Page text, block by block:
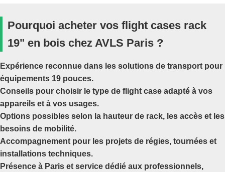
Pourquoi acheter vos flight cases rack
19" en bois chez AVLS Paris ?
Expérience reconnue dans les solutions de transport pour
équipements 19 pouces.
Conseils pour choisir le type de flight case adapté à vos
appareils et à vos usages.
Options possibles selon la hauteur de rack, les accès et les
besoins de mobilité.
Accompagnement pour les projets de régies, tournées et
installations techniques.
Présence à Paris et service dédié aux professionnels,